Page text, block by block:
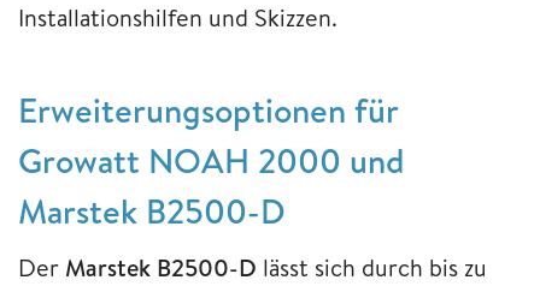
Installationshilfen und Skizzen.
Erweiterungsoptionen für
Growatt NOAH 2000 und
Marstek B2500-D
Der Marstek B2500-D lässt sich durch bis zu